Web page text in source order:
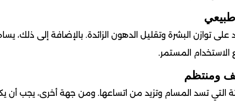
توازن البشرة وتقليل الدهون الزائدة. بالإضافة إلى ذلك،
المستمر.
التي تسد المسام وتزيد من اتساعها. ومن جهة أخرى، يجب أن